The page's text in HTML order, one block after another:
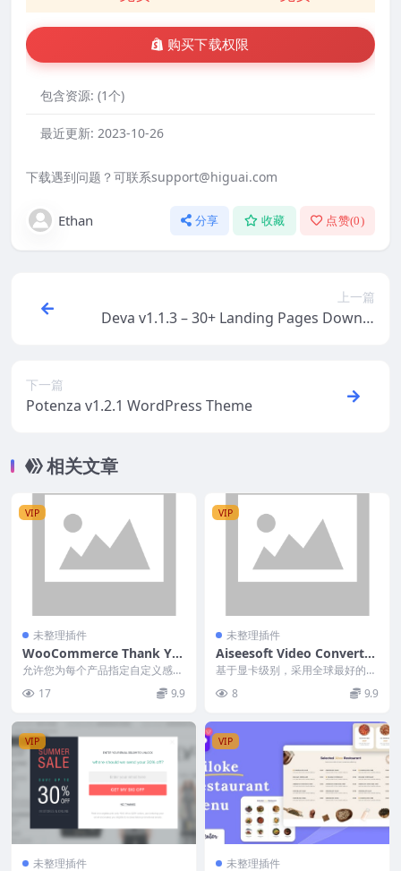
购买下载权限
包含资源: (1个)
最近更新: 2023-10-26
下载遇到问题？可联系support@higuai.com
Ethan 分享 收藏 点赞(0)
上一篇
Deva v1.1.3 – 30+ Landing Pages Downlo
下一篇
Potenza v1.2.1 WordPress Theme
相关文章
VIP
未整理插件
WooCommerce Thank Yo
u Page Builder for WPBak
ery Page Builder v2.2 Dow
nload
允许您为每个产品指定自定义感谢
页面。您可以拖放每个产品的结帐
页面的内容元素。 官...
17 9.9
VIP
未整理插件
Aiseesoft Video Converter
Ultimate 10.0
基于显卡级别，采用全球最好的视
频编码技术，提供最佳的图像质
量。并且内置的视频增强...
8 9.9
VIP
未整理插件
VIP
未整理插件